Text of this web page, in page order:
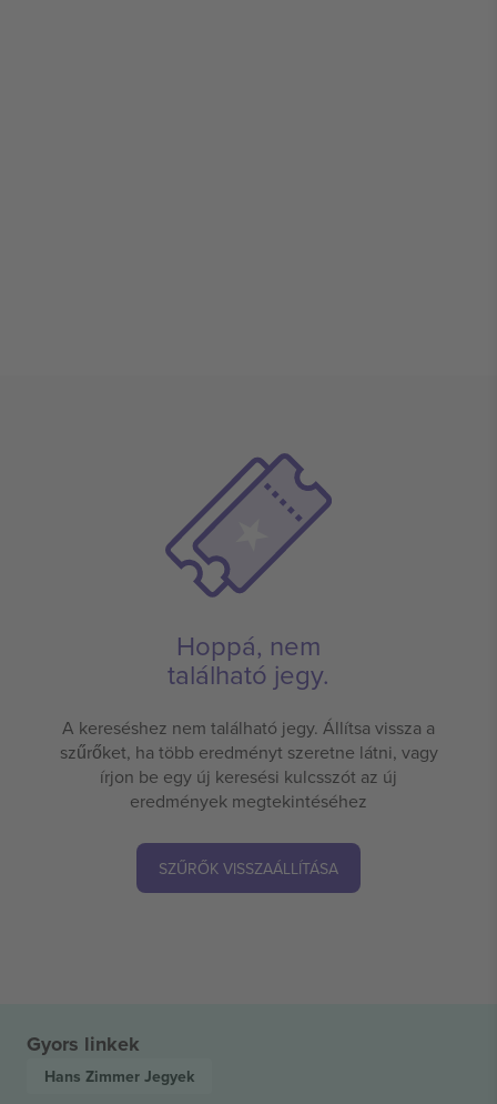
Hoppá, nem
található jegy.
A kereséshez nem található jegy. Állítsa vissza a
szűrőket, ha több eredményt szeretne látni, vagy
írjon be egy új keresési kulcsszót az új
eredmények megtekintéséhez
SZŰRŐK VISSZAÁLLÍTÁSA
Gyors linkek
Hans Zimmer Jegyek